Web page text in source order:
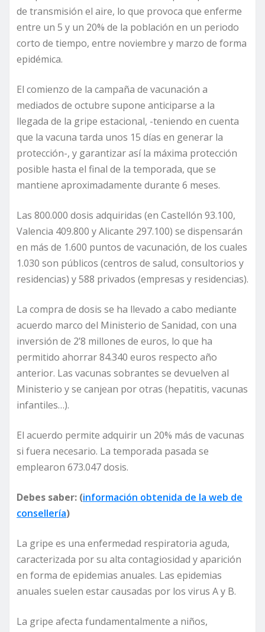
de transmisión el aire, lo que provoca que enferme
entre un 5 y un 20% de la población en un periodo
corto de tiempo, entre noviembre y marzo de forma
epidémica.
El comienzo de la campaña de vacunación a
mediados de octubre supone anticiparse a la
llegada de la gripe estacional, -teniendo en cuenta
que la vacuna tarda unos 15 días en generar la
protección-, y garantizar así la máxima protección
posible hasta el final de la temporada, que se
mantiene aproximadamente durante 6 meses.
Las 800.000 dosis adquiridas (en Castellón 93.100,
Valencia 409.800 y Alicante 297.100) se dispensarán
en más de 1.600 puntos de vacunación, de los cuales
1.030 son públicos (centros de salud, consultorios y
residencias) y 588 privados (empresas y residencias).
La compra de dosis se ha llevado a cabo mediante
acuerdo marco del Ministerio de Sanidad, con una
inversión de 2’8 millones de euros, lo que ha
permitido ahorrar 84.340 euros respecto año
anterior. Las vacunas sobrantes se devuelven al
Ministerio y se canjean por otras (hepatitis, vacunas
infantiles…).
El acuerdo permite adquirir un 20% más de vacunas
si fuera necesario. La temporada pasada se
emplearon 673.047 dosis.
Debes saber: (información obtenida de la web de
consellería)
La gripe es una enfermedad respiratoria aguda,
caracterizada por su alta contagiosidad y aparición
en forma de epidemias anuales. Las epidemias
anuales suelen estar causadas por los virus A y B.
La gripe afecta fundamentalmente a niños,